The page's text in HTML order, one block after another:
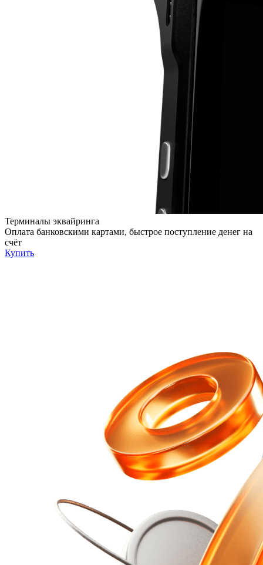
Терминалы эквайринга
Оплата банковскими картами, быстрое поступление денег на
счёт
Купить